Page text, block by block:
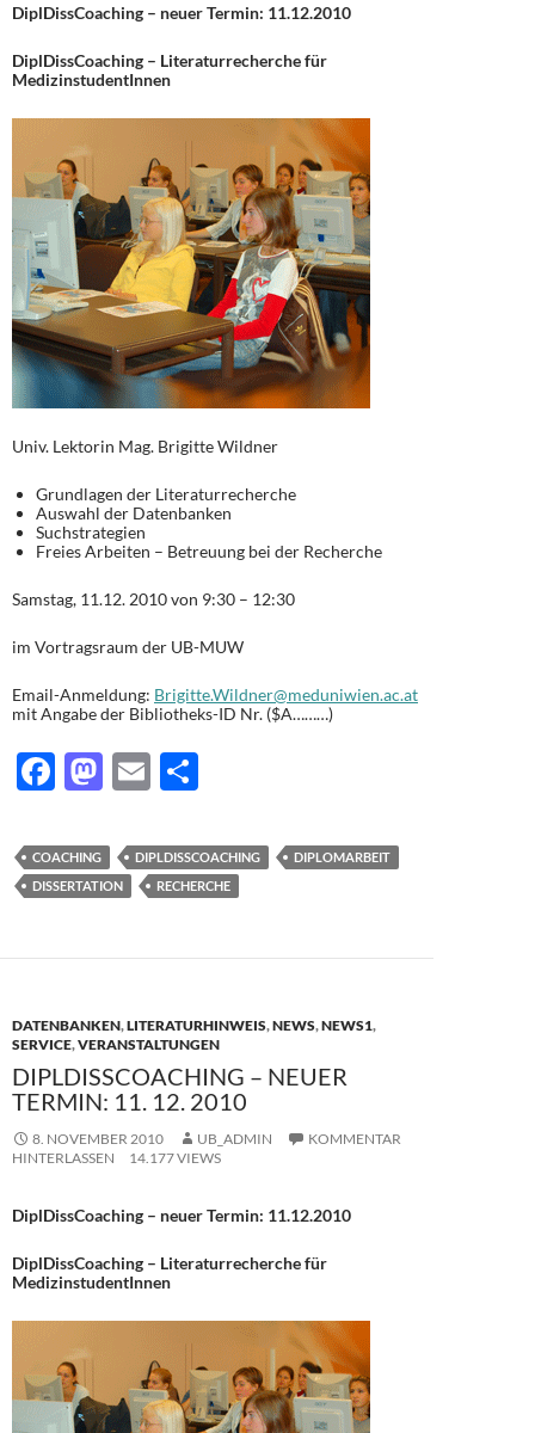
DiplDissCoaching – neuer Termin: 11.12.2010
DiplDissCoaching – Literaturrecherche für
MedizinstudentInnen
Univ. Lektorin Mag. Brigitte Wildner
Grundlagen der Literaturrecherche
Auswahl der Datenbanken
Suchstrategien
Freies Arbeiten – Betreuung bei der Recherche
Samstag, 11.12. 2010 von 9:30 – 12:30
im Vortragsraum der UB-MUW
Email-Anmeldung: Brigitte.Wildner@meduniwien.ac.at
mit Angabe der Bibliotheks-ID Nr. ($A………)
F
e
b
o
M
to
d
n
E
ail le
n
COACHING DIPLDISSCOACHING
DIPLOMARBEIT
DISSERTATION
RECHERCHE
DATENBANKEN,LITERATURHINWEIS,NEWS,NEWS1,
SERVICE,VERANSTALTUNGEN
DIPLDISSCOACHING – NEUER
TERMIN: 11. 12. 2010
8. NOVEMBER 2010 UB_ADMIN
KOMMENTAR
HINTERLASSEN
14.177 VIEWS
DiplDissCoaching – neuer Termin: 11.12.2010
DiplDissCoaching – Literaturrecherche für
MedizinstudentInnen